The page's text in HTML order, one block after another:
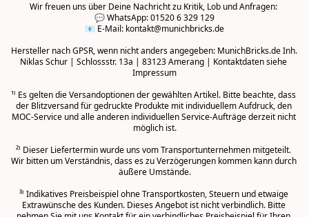
Wir freuen uns über Deine Nachricht zu Kritik, Lob und Anfragen:
💬 WhatsApp: 01520 6 329 129
📧 E-Mail: kontakt@munichbricks.de
Hersteller nach GPSR, wenn nicht anders angegeben: MunichBricks.de Inh.
Niklas Schur | Schlossstr. 13a | 83123 Amerang | Kontaktdaten siehe
Impressum
¹⁾ Es gelten die Versandoptionen der gewählten Artikel. Bitte beachte, dass
der Blitzversand für gedruckte Produkte mit individuellem Aufdruck, den
MOC-Service und alle anderen individuellen Service-Aufträge derzeit nicht
möglich ist.
²⁾ Dieser Liefertermin wurde uns vom Transportunternehmen mitgeteilt.
Wir bitten um Verständnis, dass es zu Verzögerungen kommen kann durch
äußere Umstände.
³⁾ Indikatives Preisbeispiel ohne Transportkosten, Steuern und etwaige
Extrawünsche des Kunden. Dieses Angebot ist nicht verbindlich. Bitte